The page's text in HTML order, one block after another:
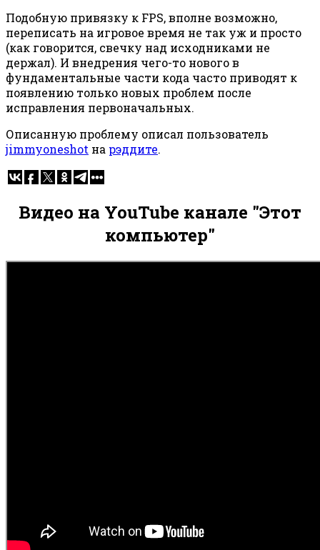
Подобную привязку к FPS, вполне возможно,
переписать на игровое время не так уж и просто
(как говорится, свечку над исходниками не
держал). И внедрения чего-то нового в
фундаментальные части кода часто приводят к
появлению только новых проблем после
исправления первоначальных.
Описанную проблему описал пользователь
jimmyoneshot на рэддите.
Видео на YouTube канале "Этот
компьютер"